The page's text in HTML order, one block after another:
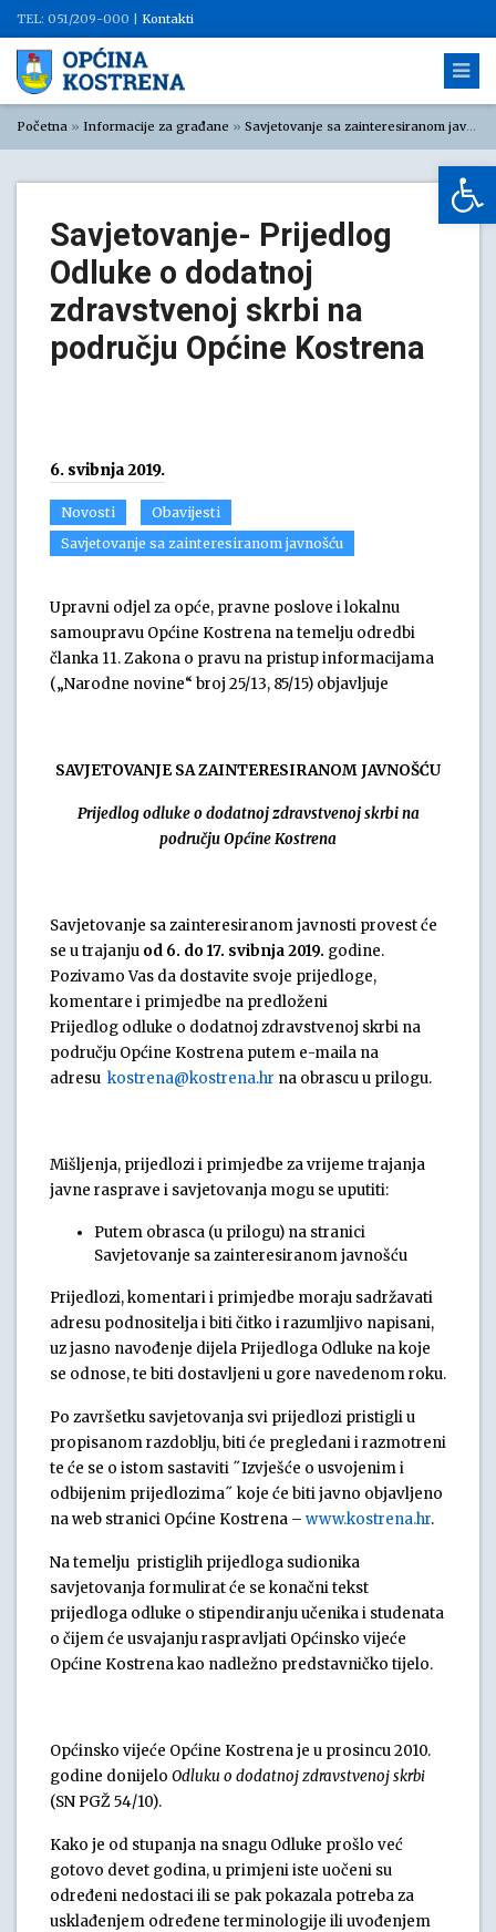
TEL: 051/209-000 | Kontakti
Početna » Informacije za građane » Savjetovanje sa zainteresiranom javnošću
Savjetovanje- Prijedlog
Odluke o dodatnoj
zdravstvenoj skrbi na
području Općine Kostrena
6. svibnja 2019.
Novosti
Obavijesti
Savjetovanje sa zainteresiranom javnošću
Upravni odjel za opće, pravne poslove i lokalnu
samoupravu Općine Kostrena na temelju odredbi
članka 11. Zakona o pravu na pristup informacijama
(„Narodne novine“ broj 25/13, 85/15) objavljuje
SAVJETOVANJE SA ZAINTERESIRANOM JAVNOŠĆU
Prijedlog odluke o dodatnoj zdravstvenoj skrbi na
području Općine Kostrena
Savjetovanje sa zainteresiranom javnosti provest će
se u trajanju od 6. do 17. svibnja 2019. godine.
Pozivamo Vas da dostavite svoje prijedloge,
komentare i primjedbe na predloženi
Prijedlog odluke o dodatnoj zdravstvenoj skrbi na
području Općine Kostrena putem e-maila na
adresu kostrena@kostrena.hr na obrascu u prilogu.
Mišljenja, prijedlozi i primjedbe za vrijeme trajanja
javne rasprave i savjetovanja mogu se uputiti:
Putem obrasca (u prilogu) na stranici
Savjetovanje sa zainteresiranom javnošću
Prijedlozi, komentari i primjedbe moraju sadržavati
adresu podnositelja i biti čitko i razumljivo napisani,
uz jasno navođenje dijela Prijedloga Odluke na koje
se odnose, te biti dostavljeni u gore navedenom roku.
Po završetku savjetovanja svi prijedlozi pristigli u
propisanom razdoblju, biti će pregledani i razmotreni
te će se o istom sastaviti ˝Izvješće o usvojenim i
odbijenim prijedlozima˝ koje će biti javno objavljeno
na web stranici Općine Kostrena – www.kostrena.hr.
Na temelju pristiglih prijedloga sudionika
savjetovanja formulirat će se konačni tekst
prijedloga odluke o stipendiranju učenika i studenata
o čijem će usvajanju raspravljati Općinsko vijeće
Općine Kostrena kao nadležno predstavničko tijelo.
Općinsko vijeće Općine Kostrena je u prosincu 2010.
godine donijelo Odluku o dodatnoj zdravstvenoj skrbi
(SN PGŽ 54/10).
Kako je od stupanja na snagu Odluke prošlo već
gotovo devet godina, u primjeni iste uočeni su
određeni nedostaci ili se pak pokazala potreba za
usklađenjem određene terminologije ili uvođenjem